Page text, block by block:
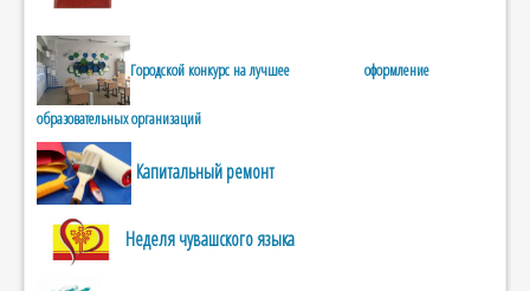
Городской конкурс на лучшее оформление
образовательных организаций
Капитальный ремонт
Неделя чувашского языка